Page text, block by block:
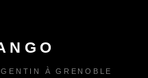
À GRENOBLE